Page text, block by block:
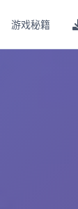
游戏秘籍